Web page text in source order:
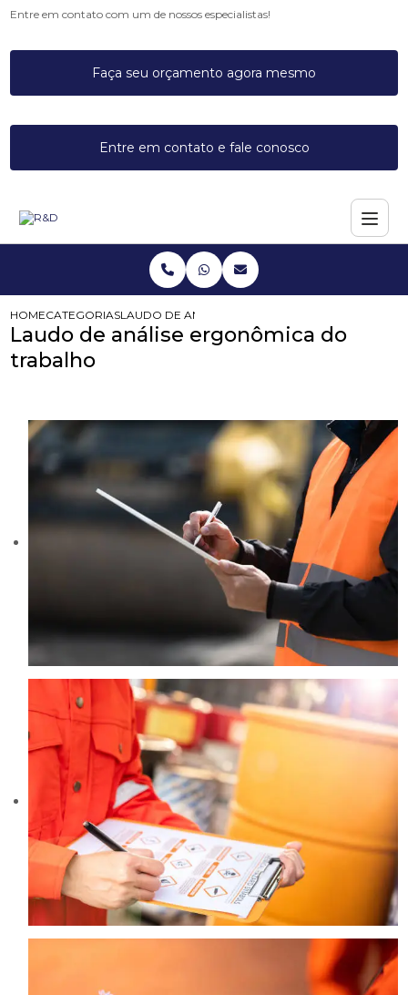
Entre em contato com um de nossos especialistas!
Faça seu orçamento agora mesmo
Entre em contato e fale conosco
HOMECATEGORIASLAUDO DE ANÁLISE ERGONÔMICA DO TRABALHO
Laudo de análise ergonômica do
trabalho